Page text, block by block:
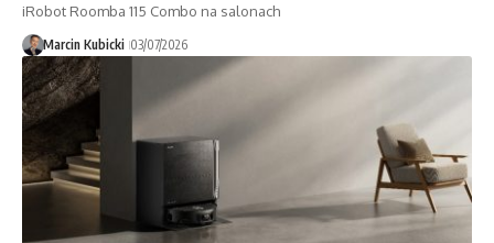
iRobot Roomba 115 Combo na salonach
Marcin Kubicki 03/07/2026